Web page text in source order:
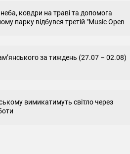
ковдри на траві та допомога
парку відбувся третій "Music Open
за тиждень (27.07 – 02.08)
вимикатимуть світло через